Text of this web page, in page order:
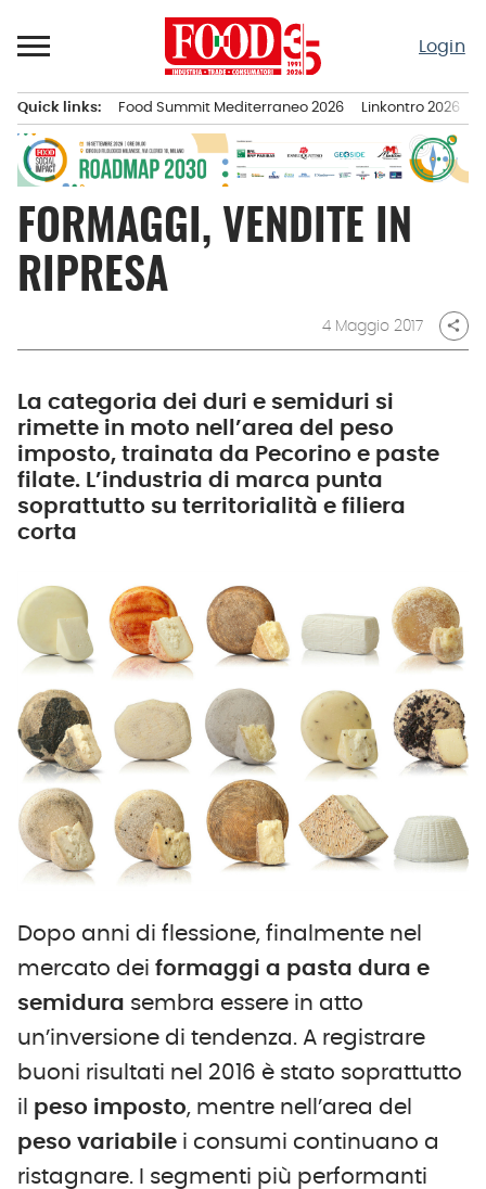
al
Login
principale
Quick links: Food Summit Mediterraneo 2026 Linkontro 2026
FORMAGGI, VENDITE IN
RIPRESA
4 Maggio 2017 share
La categoria dei duri e semiduri si
rimette in moto nell’area del peso
imposto, trainata da Pecorino e paste
filate. L’industria di marca punta
soprattutto su territorialità e filiera
corta
Dopo anni di flessione, finalmente nel
mercato dei formaggi a pasta dura e
semidura sembra essere in atto
un’inversione di tendenza. A registrare
buoni risultati nel 2016 è stato soprattutto
il peso imposto, mentre nell’area del
peso variabile i consumi continuano a
ristagnare. I segmenti più performanti